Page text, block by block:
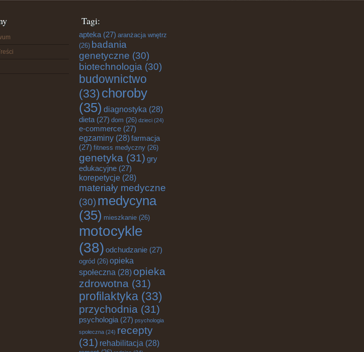
Tagi:
apteka (27) aranżacja wnętrz
(26) badania
genetyczne (30)
biotechnologia (30)
budownictwo
(33)choroby
(35) diagnostyka (28)
dieta (27) dom (26) dzieci (24)
e-commerce (27)
egzaminy (28)farmacja
(27) fitness medyczny (26)
genetyka (31) gry
edukacyjne (27)
korepetycje (28)
materiały medyczne
(30) medycyna
(35) mieszkanie (26)
motocykle
(38) odchudzanie (27)
ogród (26) opieka
społeczna (28) opieka
zdrowotna (31)
profilaktyka (33)
przychodnia (31)
psychologia (27) psychologia
społeczna (24) recepty
(31) rehabilitacja (28)